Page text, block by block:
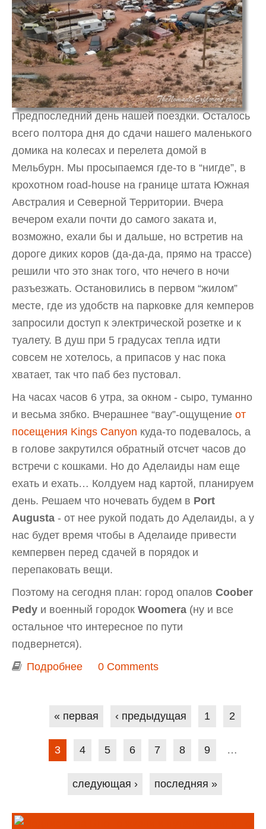
Предпоследний день нашей поездки. Осталось
всего полтора дня до сдачи нашего маленького
домика на колесах и перелета домой в
Мельбурн. Мы просыпаемся где-то в “нигде”, в
крохотном road-house на границе штата Южная
Австралия и Северной Территории. Вчера
вечером ехали почти до самого заката и,
возможно, ехали бы и дальше, но встретив на
дороге диких коров (да-да-да, прямо на трассе)
решили что это знак того, что нечего в ночи
разъезжать. Остановились в первом “жилом”
месте, где из удобств на парковке для кемперов
запросили доступ к электрической розетке и к
туалету. В душ при 5 градусах тепла идти
совсем не хотелось, а припасов у нас пока
хватает, так что паб без пустовал.
На часах часов 6 утра, за окном - сыро, туманно
и весьма зябко. Вчерашнее “вау”-ощущение от
посещения Kings Canyon куда-то подевалось, а
в голове закрутился обратный отсчет часов до
встречи с кошками. Но до Аделаиды нам еще
ехать и ехать… Колдуем над картой, планируем
день. Решаем что ночевать будем в Port
Augusta - от нее рукой подать до Аделаиды, а у
нас будет время чтобы в Аделаиде привести
кемпервен перед сдачей в порядок и
перепаковать вещи.
Поэтому на сегодня план: город опалов Coober
Pedy и военный городок Woomera (ну и все
остальное что интересное по пути
подвернется).
Подробнее о Из Дарвина в Аделаиду. День 9.
0 Comments
Страницы
« первая ‹ предыдущая 1 2
3 4 5 6 7 8 9 …
следующая › последняя »